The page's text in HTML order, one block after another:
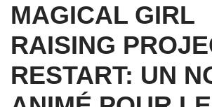
MAGICAL GIRL
RAISING
RESTART: UN